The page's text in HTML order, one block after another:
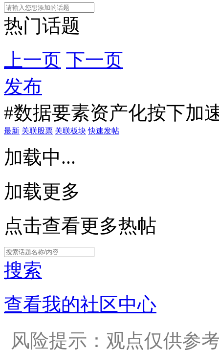
热门话题
上一页 下一页
发布
#数据要素资产化按下加
最新 关联股票 关联板块 快速发帖
加载中...
加载更多
点击查看更多热帖
搜索
查看我的社区中心
风险提示：观点仅供参